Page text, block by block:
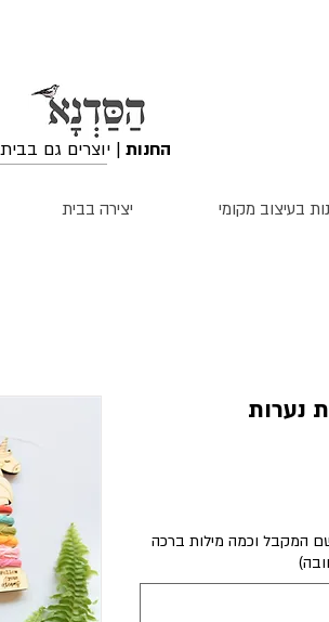
החנות | יוצרים גם
בעיצוב מקומי יצירה בבית
נערות
המקבל וכמה מילות ברכה